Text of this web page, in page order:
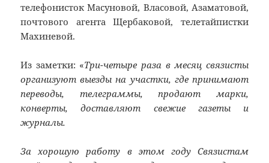
телефонисток Масуновой, Власовой, Азаматовой,
почтового агента Щербаковой, телетайпистки
Махиневой.
Из заметки: «Три-четыре раза в месяц связисты
организуют выезды на участки, где принимают
переводы, телеграммы, продают марки,
конверты, доставляют свежие газеты и
журналы.
За хорошую работу в этом году Связистам